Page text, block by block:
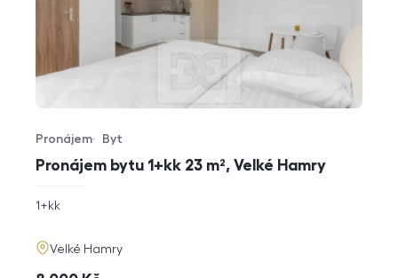
Pronájem bytu 1+kk 23 m², Velké Hamry
Typ nabídky
Pronájem
Typ nemovitosti
Byt
rozměry
1+kk
adresa
Velké Hamry